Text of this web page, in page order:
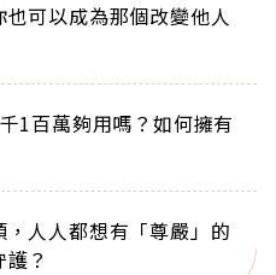
可以成為那個改變他人
1百萬夠用嗎？如何擁有
人人都想有「尊嚴」的
？